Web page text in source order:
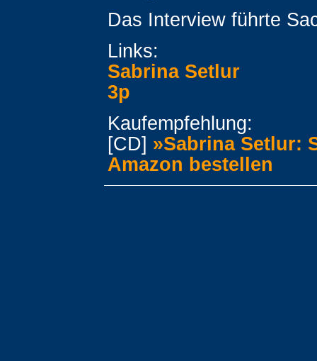
Das Interview führte
Links:
Sabrina Setlur
3p
Kaufempfehlung:
[CD] »Sabrina Setlur:
Amazon bestellen